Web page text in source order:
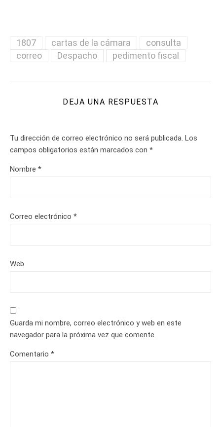
1807 cartas de la cámara
consulta
correo
Despacho pedimento fiscal
DEJA UNA RESPUESTA
Tu dirección de correo electrónico no será publicada. Los
campos obligatorios están marcados con *
Nombre *
Correo electrónico *
Web
Guarda mi nombre, correo electrónico y web en este
navegador para la próxima vez que comente.
Comentario *